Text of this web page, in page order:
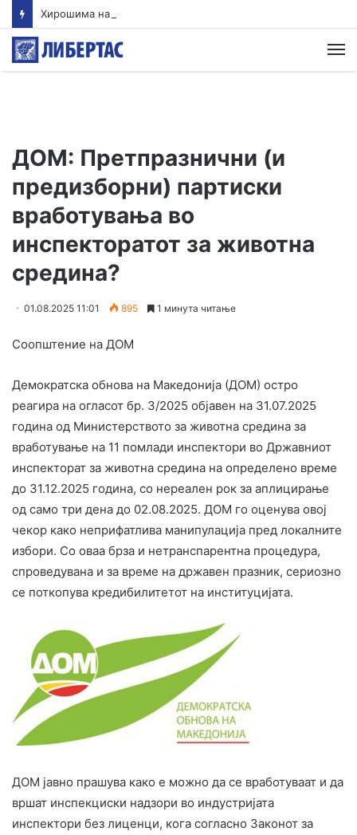
ДОМ: Претпразнични (и
предизборни) партиски
вработувања во
инспекторатот за животна
средина?
01.08.2025 11:01 895 1 минута читање
Соопштение на ДОМ
Демократска обнова на Македонија (ДОМ) остро
реагира на огласот бр. 3/2025 објавен на 31.07.2025
година од Министерството за животна средина за
вработување на 11 помлади инспектори во Државниот
инспекторат за животна средина на определено време
до 31.12.2025 година, со нереален рок за аплицирање
од само три дена до 02.08.2025. ДОМ го оценува овој
чекор како неприфатлива манипулација пред локалните
избори. Со оваа брза и нетранспарентна процедура,
спроведувана и за време на државен празник, сериозно
се поткопува кредибилитетот на институцијата.
ДОМ јавно прашува како е можно да се вработуваат и да
вршат инспекциски надзори во индустријата
инспектори без лиценци, кога согласно Законот за